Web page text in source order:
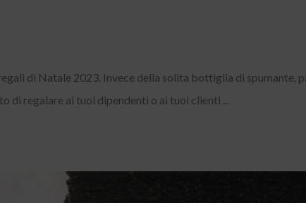
di Natale 2023. Invece della solita bottiglia di spumante,
di regalare ai tuoi dipendenti o ai tuoi clienti ...